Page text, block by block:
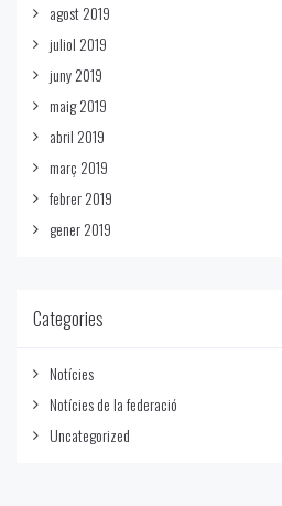
agost 2019
juliol 2019
juny 2019
maig 2019
abril 2019
març 2019
febrer 2019
gener 2019
Categories
Notícies
Notícies de la federació
Uncategorized